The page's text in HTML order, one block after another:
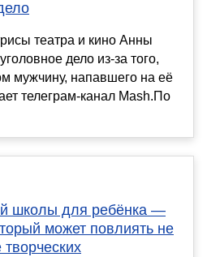
театра и кино Анны
дело из-за того,
мужчину, напавшего на её
телеграм-канал Mash.По
школы для ребёнка —
может повлиять не
творческих